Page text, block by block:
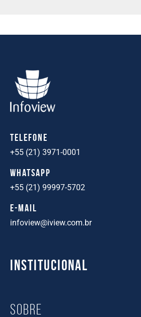
TELEFONE
+55 (21) 3971-0001
WhatsApp
+55 (21) 99997-5702
E-mail
infoview@iview.com.br
Institucional
Sobre